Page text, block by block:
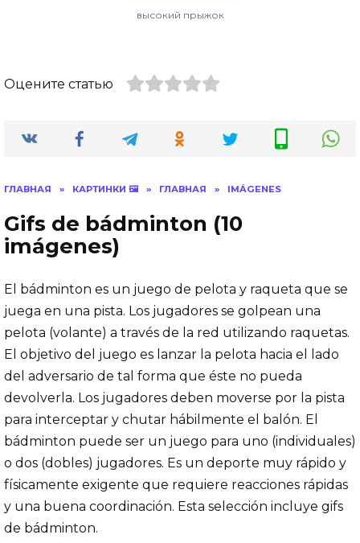
высокий прыжок
Оцените статью
ГЛАВНАЯ » КАРТИНКИ 🖼 » ГЛАВНАЯ » IMÁGENES
Gifs de bádminton (10
imágenes)
El bádminton es un juego de pelota y raqueta que se
juega en una pista. Los jugadores se golpean una
pelota (volante) a través de la red utilizando raquetas.
El objetivo del juego es lanzar la pelota hacia el lado
del adversario de tal forma que éste no pueda
devolverla. Los jugadores deben moverse por la pista
para interceptar y chutar hábilmente el balón. El
bádminton puede ser un juego para uno (individuales)
o dos (dobles) jugadores. Es un deporte muy rápido y
físicamente exigente que requiere reacciones rápidas
y una buena coordinación. Esta selección incluye gifs
de bádminton.